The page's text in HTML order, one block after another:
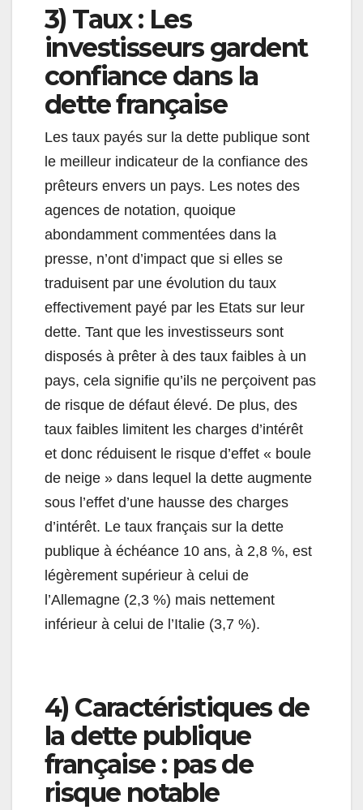
3) Taux : Les
investisseurs gardent
confiance dans la
dette française
Les taux payés sur la dette publique sont
le meilleur indicateur de la confiance des
prêteurs envers un pays. Les notes des
agences de notation, quoique
abondamment commentées dans la
presse, n’ont d’impact que si elles se
traduisent par une évolution du taux
effectivement payé par les Etats sur leur
dette. Tant que les investisseurs sont
disposés à prêter à des taux faibles à un
pays, cela signifie qu’ils ne perçoivent pas
de risque de défaut élevé. De plus, des
taux faibles limitent les charges d’intérêt
et donc réduisent le risque d’effet « boule
de neige » dans lequel la dette augmente
sous l’effet d’une hausse des charges
d’intérêt. Le taux français sur la dette
publique à échéance 10 ans, à 2,8 %, est
légèrement supérieur à celui de
l’Allemagne (2,3 %) mais nettement
inférieur à celui de l’Italie (3,7 %).
4) Caractéristiques de
la dette publique
française : pas de
risque notable